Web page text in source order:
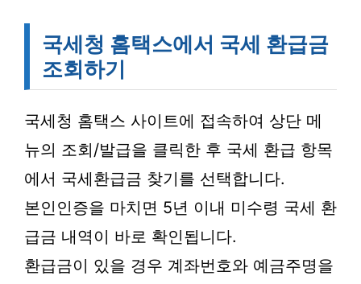
국세청 홈택스에서 국세 환급금
조회하기
국세청 홈택스 사이트에 접속하여 상단 메
뉴의 조회/발급을 클릭한 후 국세 환급 항목
에서 국세환급금 찾기를 선택합니다.
본인인증을 마치면 5년 이내 미수령 국세 환
급금 내역이 바로 확인됩니다.
환급금이 있을 경우 계좌번호와 예금주명을